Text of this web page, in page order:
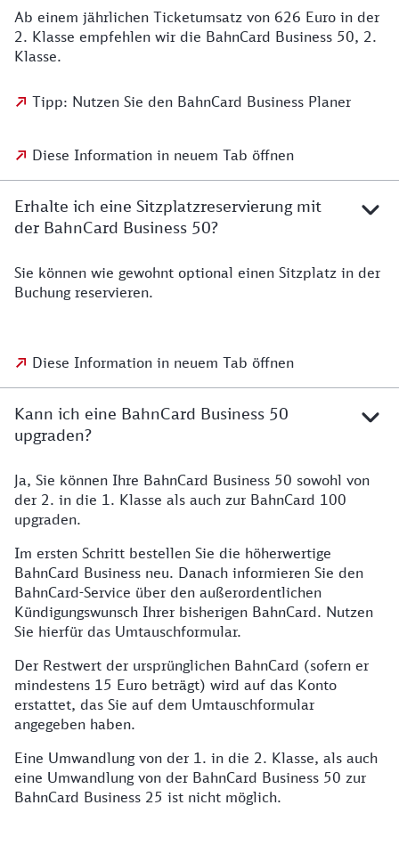
Ab einem jährlichen Ticketumsatz von 626 Euro in der
2. Klasse empfehlen wir die BahnCard Business 50, 2.
Klasse.
Tipp: Nutzen Sie den BahnCard Business Planer
Diese Information in neuem Tab öffnen
Erhalte ich eine Sitzplatzreservierung mit
der BahnCard Business 50?
Sie können wie gewohnt optional einen Sitzplatz in der
Buchung reservieren.
Diese Information in neuem Tab öffnen
Kann ich eine BahnCard Business 50
upgraden?
Ja, Sie können Ihre BahnCard Business 50 sowohl von
der 2. in die 1. Klasse als auch zur BahnCard 100
upgraden.
Im ersten Schritt bestellen Sie die höherwertige
BahnCard Business neu. Danach informieren Sie den
BahnCard-Service über den außerordentlichen
Kündigungswunsch Ihrer bisherigen BahnCard. Nutzen
Sie hierfür das Umtauschformular.
Der Restwert der ursprünglichen BahnCard (sofern er
mindestens 15 Euro beträgt) wird auf das Konto
erstattet, das Sie auf dem Umtauschformular
angegeben haben.
Eine Umwandlung von der 1. in die 2. Klasse, als auch
eine Umwandlung von der BahnCard Business 50 zur
BahnCard Business 25 ist nicht möglich.